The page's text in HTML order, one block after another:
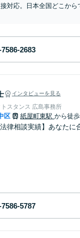
対応。日本全国どこか
インタビューを見る
スタンス 広島事務所
区 紙屋町東駅 から徒
法律相談実績】あなた